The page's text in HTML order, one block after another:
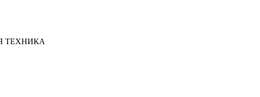
ТЕХНИКА